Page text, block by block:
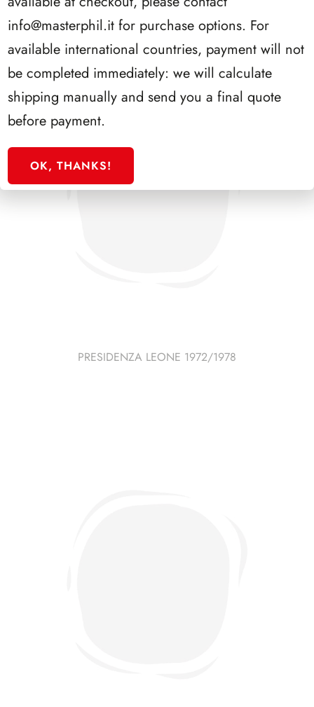
PRESIDENZA LEONE 1972/1978
info@masterphil.it for purchase options. For
available international countries, payment will not
be completed immediately: we will calculate
shipping manually and send you a final quote
before payment.
OK, THANKS!